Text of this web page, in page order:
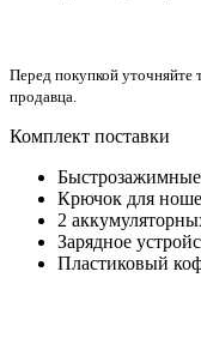
Перед покупкой уточняйте
продавца.
Комплект поставки
Крючок для
2
Зарядное
Пластиковый